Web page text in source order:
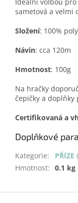
sametová a velmi
Složení: 100%
Návin: cca 120m
Hmotnost: 100g
Na hračky
čepičky a doplňky
Certifikovaná a
Doplňkové
Kategorie:
PŘÍZE
Hmotnost: 0.1 kg